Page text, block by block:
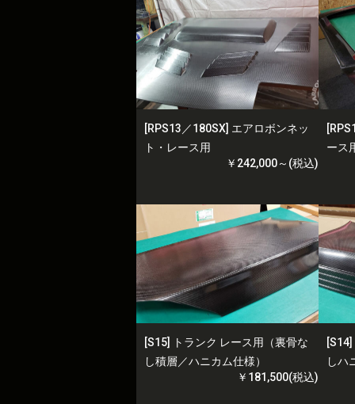
[RPS13／180SX] エアロボンネッ
ト・レース用
￥242,000～(税込)
ース
[S15] トランク レース用（裏骨な
し積層／ハニカム仕様）
￥181,500(税込)
しハ